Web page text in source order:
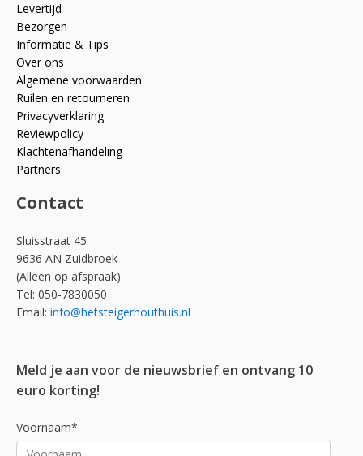
Levertijd
Bezorgen
Informatie & Tips
Over ons
Algemene voorwaarden
Ruilen en retourneren
Privacyverklaring
Reviewpolicy
Klachtenafhandeling
Partners
Contact
Sluisstraat 45
9636 AN Zuidbroek
(Alleen op afspraak)
Tel: 050-7830050
Email: info@hetsteigerhouthuis.nl
Meld je aan voor de nieuwsbrief en ontvang 10
euro korting!
Voornaam*